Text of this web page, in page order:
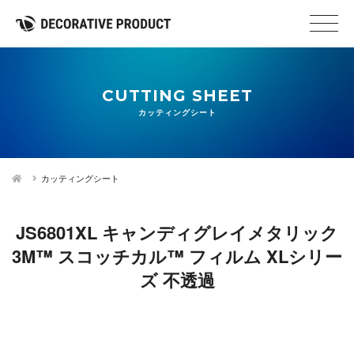
CUTTING SHEET
カッティングシート
カッティングシート
JS6801XL キャンディグレイメタリック
3M™ スコッチカル™ フィルム XLシリー
ズ 不透過